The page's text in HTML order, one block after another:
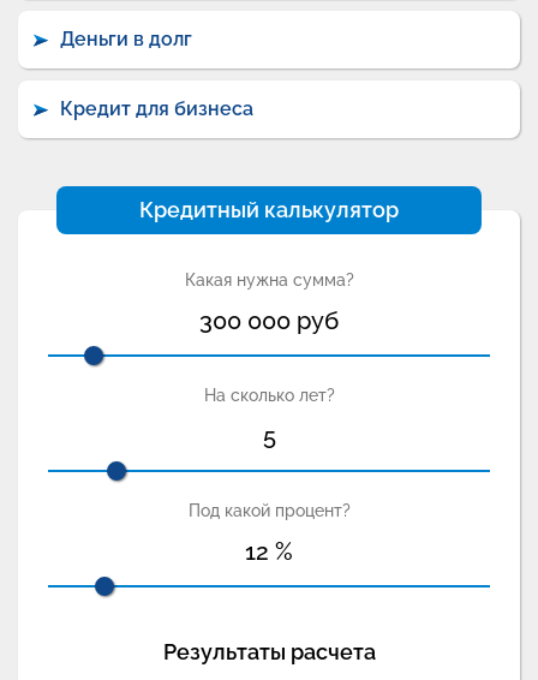
Деньги в долг
Кредит для бизнеса
Кредитный калькулятор
Какая нужна сумма?
300 000 руб
На сколько лет?
5
Под какой процент?
12 %
Результаты расчета